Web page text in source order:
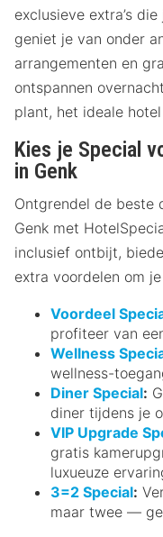
exclusieve extra’s
geniet je van onder
arrangementen en
ontspannen
plant, het ideale
Kies je Special
in Genk
Ontgrendel de beste
Genk met
inclusief ontbijt,
extra voordelen om
Voordeel
profiteer van
Wellness
wellness-
Diner Special:
diner tijdens je
VIP Upgrade
gratis
luxueuze
3=2 Special:
maar twee —